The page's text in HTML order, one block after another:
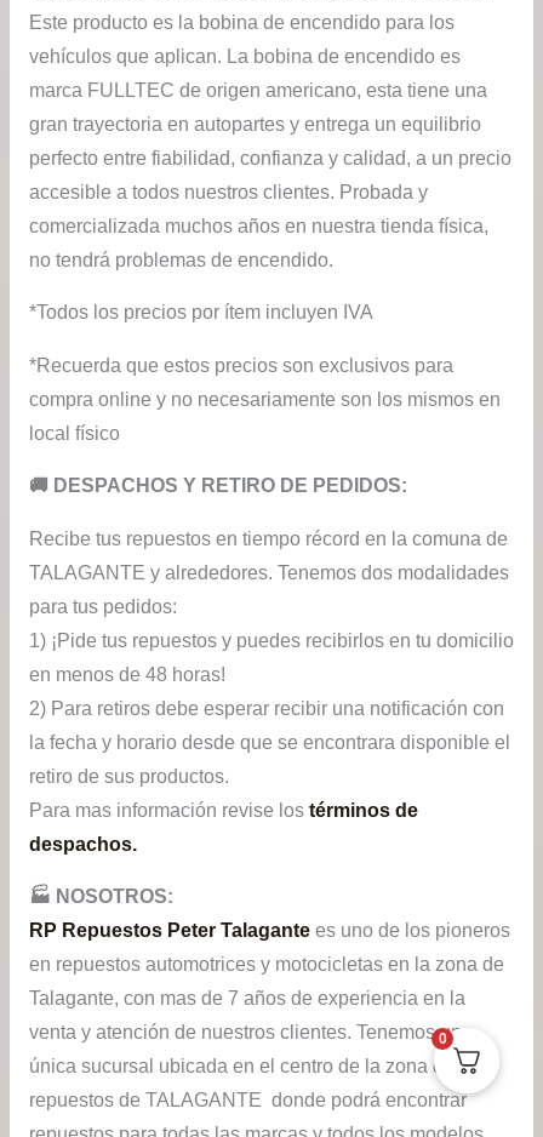
Este producto es la bobina de encendido para los
vehículos que aplican. La bobina de encendido es
marca FULLTEC de origen americano, esta tiene una
gran trayectoria en autopartes y entrega un equilibrio
perfecto entre fiabilidad, confianza y calidad, a un precio
accesible a todos nuestros clientes. Probada y
comercializada muchos años en nuestra tienda física,
no tendrá problemas de encendido.
*Todos los precios por ítem incluyen IVA
*Recuerda que estos precios son exclusivos para
compra online y no necesariamente son los mismos en
local físico
​🚚​ DESPACHOS Y RETIRO DE PEDIDOS:
Recibe tus repuestos en tiempo récord en la comuna de
TALAGANTE y alrededores. Tenemos dos modalidades
para tus pedidos:
1) ¡Pide tus repuestos y puedes recibirlos en tu domicilio
en menos de 48 horas!
2) Para retiros debe esperar recibir una notificación con
la fecha y horario desde que se encontrara disponible el
retiro de sus productos.
Para mas información revise los términos de
despachos.
🏭​ NOSOTROS:
RP Repuestos Peter Talagante es uno de los pioneros
en repuestos automotrices y motocicletas en la zona de
Talagante, con mas de 7 años de experiencia en la
venta y atención de nuestros clientes. Tenemos una
única sucursal ubicada en el centro de la zona de
repuestos de TALAGANTE donde podrá encontrar
0